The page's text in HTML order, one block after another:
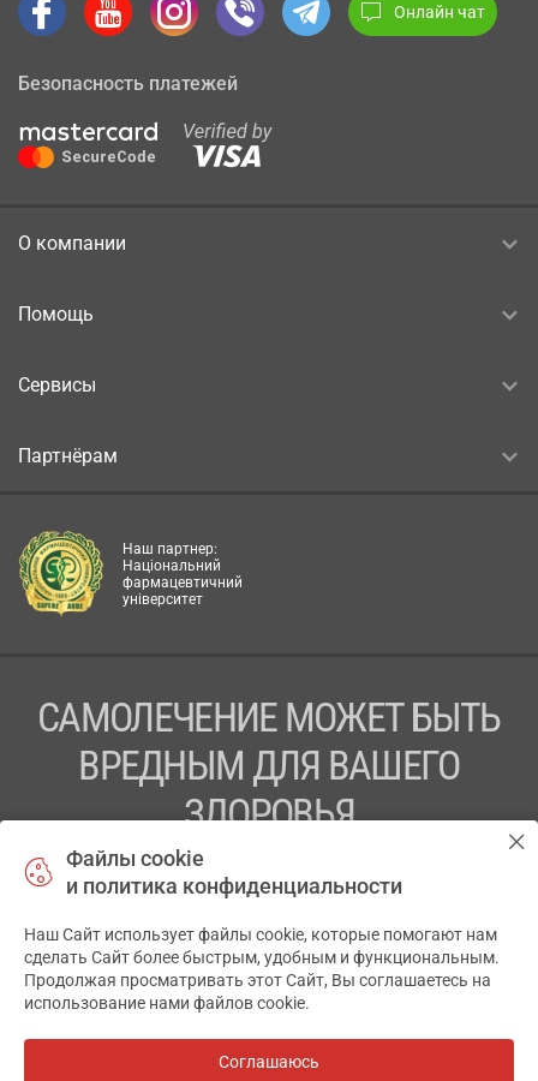
Онлайн чат
Безопасность платежей
О компании
Помощь
Сервисы
Партнёрам
Наш партнер:
Національний
фармацевтичний
університет
САМОЛЕЧЕНИЕ МОЖЕТ БЫТЬ
ВРЕДНЫМ ДЛЯ ВАШЕГО
ЗДОРОВЬЯ
ПЕРЕД ПРИМЕНЕНИЕМ ПРЕПАРАТА
ПРОКОНСУЛЬТИРУЙТЕСЬ С ВРАЧОМ
ТОВ «АПТЕКА 911.ЮА» Код ЄДРПОУ 43631965.
Отказ от ответственности
АПТЕКА911.ЮА
Файлы cookie
и политика конфиденциальности
Наш Сайт использует файлы cookie, которые помогают нам
сделать Сайт более быстрым, удобным и функциональным.
Продолжая просматривать этот Сайт, Вы соглашаетесь на
использование нами файлов cookie.
Соглашаюсь
✕